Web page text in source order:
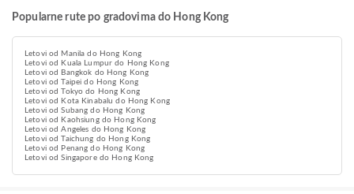
Popularne rute po gradovima do Hong Kong
Letovi od Manila do Hong Kong
Letovi od Kuala Lumpur do Hong Kong
Letovi od Bangkok do Hong Kong
Letovi od Taipei do Hong Kong
Letovi od Tokyo do Hong Kong
Letovi od Kota Kinabalu do Hong Kong
Letovi od Subang do Hong Kong
Letovi od Kaohsiung do Hong Kong
Letovi od Angeles do Hong Kong
Letovi od Taichung do Hong Kong
Letovi od Penang do Hong Kong
Letovi od Singapore do Hong Kong